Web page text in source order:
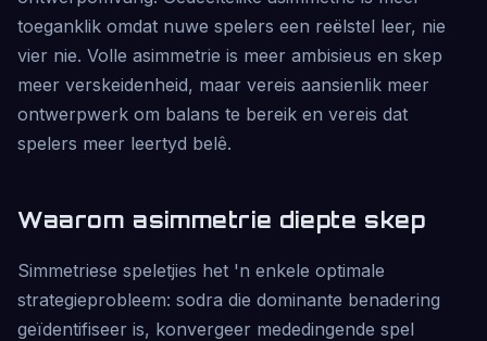
toeganklik omdat nuwe spelers een reëlstel leer, nie
vier nie. Volle asimmetrie is meer ambisieus en skep
meer verskeidenheid, maar vereis aansienlik meer
ontwerpwerk om balans te bereik en vereis dat
spelers meer leertyd belê.
Waarom asimmetrie diepte skep
Simmetriese speletjies het 'n enkele optimale
strategieprobleem: sodra die dominante benadering
geïdentifiseer is, konvergeer mededingende spel